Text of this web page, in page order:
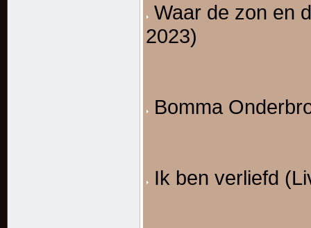
Waar de zon en
2023)
Bomma
Ik ben verliefd